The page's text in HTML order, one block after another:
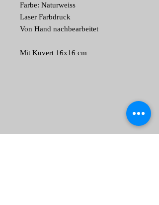
Farbe: Naturweiss
Laser Farbdruck
Von Hand nachbearbeitet
Mit Kuvert 16x16 cm